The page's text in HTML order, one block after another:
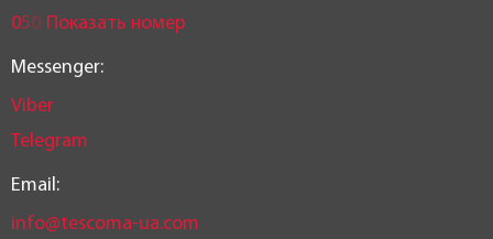
050 Показать номер
Messenger:
Viber
Telegram
Email:
info@tescoma-ua.com